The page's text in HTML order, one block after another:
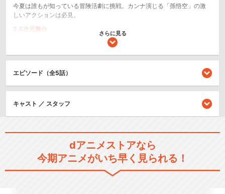
今夏は誰もが知っている冒険活劇に挑戦。カンナ演じる「孫悟空」の激
しいアクションは必見。
2.5次元舞台
シリーズ／関連のアニメ作品
サクラ大戦 活動写真
さらに見る
エピソード（全5話）
キャスト ／ スタッフ
dアニメストアなら
今期アニメがいち早く見られる！